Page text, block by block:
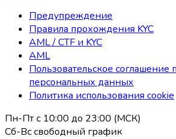
Предупреждение
Правила прохождения KYC
AML / CTF и KYC
AML
Пользовательское соглашение
персональных данных
Политика использования coоkie
Пн-Пт с 10:00 до 23:00 (МСК)
Сб-Вс свободный график